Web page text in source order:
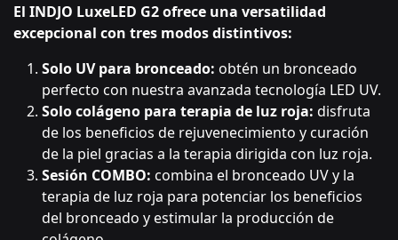
El INDJO LuxeLED G2 ofrece una versatilidad
excepcional con tres modos distintivos:
Solo UV para bronceado: obtén un bronceado
perfecto con nuestra avanzada tecnología LED UV.
Solo colágeno para terapia de luz roja: disfruta
de los beneficios de rejuvenecimiento y curación
de la piel gracias a la terapia dirigida con luz roja.
Sesión COMBO: combina el bronceado UV y la
terapia de luz roja para potenciar los beneficios
del bronceado y estimular la producción de